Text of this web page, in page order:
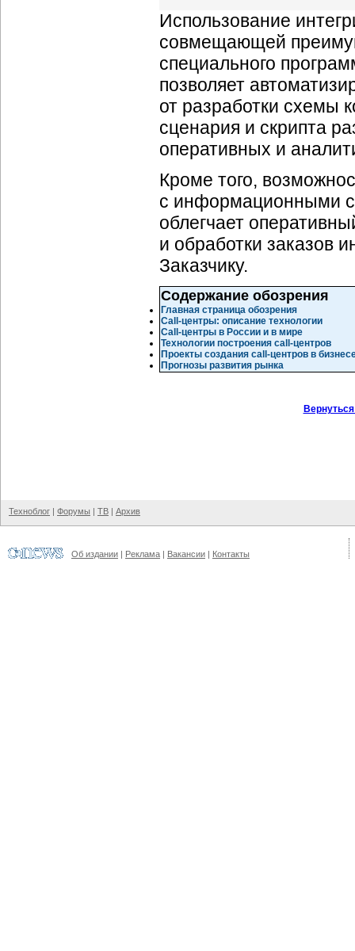
Использование
совмещающей
специального
позволяет
от разработки схемы
сценария и скрипта
оперативных и
Кроме того,
с информационными
облегчает
и обработки заказов
Заказчику.
Содержание обозрения
Главная страница обозрения
Call-центры: описание технологии
Call-центры в России и в мире
Технологии построения call-центров
Проекты создания call-центров в
Прогнозы развития рынка
Техноблог | Форумы | ТВ | Архив
Об издании | Реклама | Вакансии | Контакты